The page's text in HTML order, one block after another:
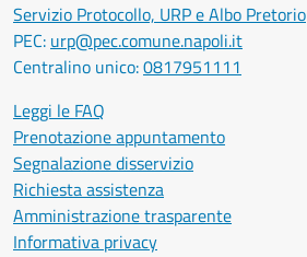
Servizio Protocollo, URP e Albo Pretorio
PEC: urp@pec.comune.napoli.it
Centralino unico:0817951111
Leggi le FAQ
Prenotazione appuntamento
Segnalazione disservizio
Richiesta assistenza
Amministrazione trasparente
Informativa privacy